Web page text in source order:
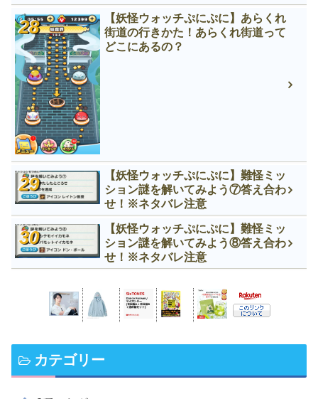
【妖怪ウォッチぷにぷに】あらくれ
街道の行きかた！あらくれ街道って
どこにあるの？
【妖怪ウォッチぷにぷに】難怪ミッ
ション謎を解いてみよう⑦答え合わ
せ！※ネタバレ注意
【妖怪ウォッチぷにぷに】難怪ミッ
ション謎を解いてみよう⑧答え合わ
せ！※ネタバレ注意
カテゴリー